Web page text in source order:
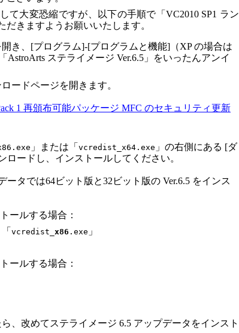
て大変恐縮ですが、以下の手順で「VC2010 SP1 ラン
きますようお願いいたします。
き、[プログラム]-[プログラムと機能]（XP の場合は
ステライメージ Ver.6.5」をいったんアンイ
ードページを開きます。
1 再頒布可能パッケージ MFC のセキュリティ更新
」または「 vcredist_x64.exe 」の右側にある [ダ
ロードし、インストールしてください。
ータでは64ビット版と32ビット版の Ver.6.5 をインス
ールする場合：
vcredist_ x86 .exe 」
ールする場合：
、改めてステライメージ 6.5 アップデータをインスト